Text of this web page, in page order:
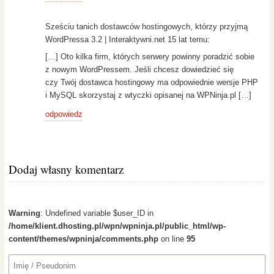
Sześciu tanich dostawców hostingowych, którzy przyjmą
WordPressa 3.2 | Interaktywni.net 15 lat temu:
[…] Oto kilka firm, których serwery powinny poradzić sobie
z nowym WordPressem. Jeśli chcesz dowiedzieć się
czy Twój dostawca hostingowy ma odpowiednie wersje PHP
i MySQL skorzystaj z wtyczki opisanej na WPNinja.pl […]
odpowiedz
Dodaj własny komentarz
Warning: Undefined variable $user_ID in
/home/klient.dhosting.pl/wpn/wpninja.pl/public_html/wp-
content/themes/wpninja/comments.php on line 95